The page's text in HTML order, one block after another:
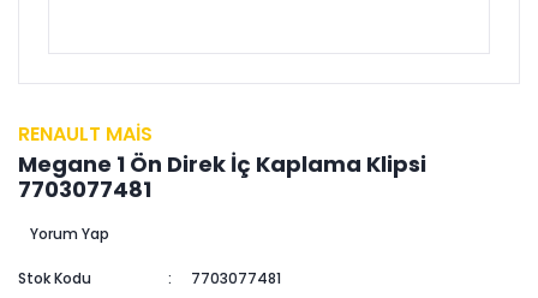
RENAULT MAİS
Megane 1 Ön Direk İç Kaplama Klipsi
7703077481
Yorum Yap
Stok Kodu
7703077481